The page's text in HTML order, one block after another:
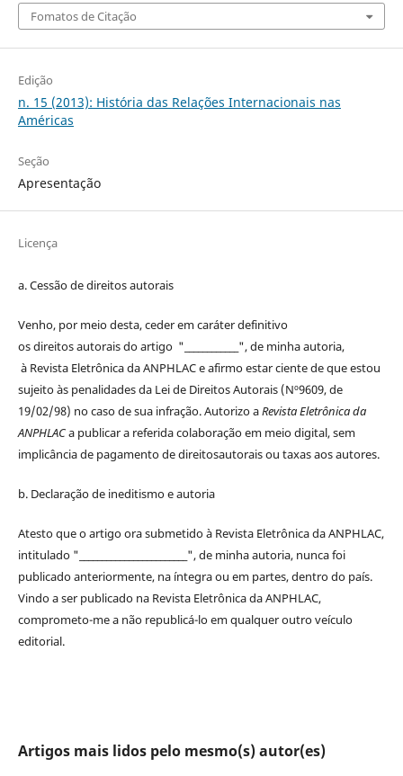
Fomatos de Citação
Edição
n. 15 (2013): História das Relações Internacionais nas
Américas
Seção
Apresentação
Licença
a. Cessão dedireitosautorais
Venho, por meio desta, ceder em caráter definitivo
osdireitosautoraisdo artigo "____________", de minha autoria,
à Revista Eletrônica da ANPHLACe afirmo estar ciente de que estou
sujeito às penalidades da Lei de DireitosAutorais(Nº9609, de
19/02/98) no caso de sua infração. Autorizo aRevista Eletrônica da
ANPHLACa publicar a referida colaboração em meio digital, sem
implicância de pagamento dedireitosautoraisou taxas aos autores.
b. Declaração de ineditismo e autoria
Atesto que o artigo ora submetido à Revista Eletrônica da ANPHLAC,
intitulado "________________________", de minha autoria, nunca foi
publicado anteriormente, na íntegra ou em partes, dentrodo país.
Vindo a ser publicado na Revista Eletrônica da ANPHLAC,
comprometo-me a não republicá-lo em qualquer outro veículo
editorial.
Artigos mais lidos pelo mesmo(s) autor(es)